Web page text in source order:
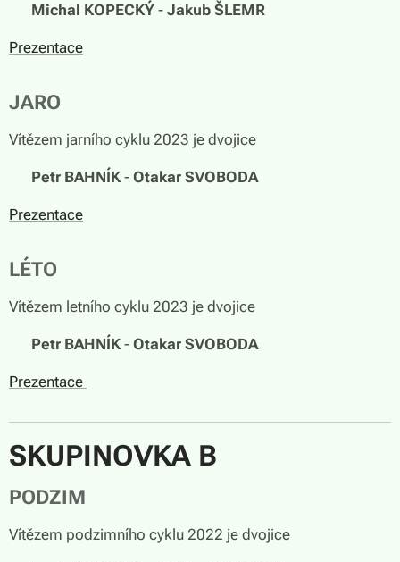
Michal KOPECKÝ - Jakub ŠLEMR
Prezentace
JARO
Vítězem jarního cyklu 2023 je dvojice
Petr BAHNÍK- Otakar SVOBODA
Prezentace
LÉTO
Vítězem letního cyklu 2023 je dvojice
Petr BAHNÍK- Otakar SVOBODA
Prezentace
SKUPINOVKA B
PODZIM
Vítězem podzimního cyklu 2022 je dvojice